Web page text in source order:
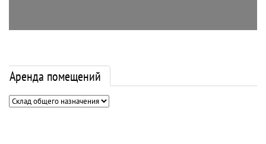
Аренда помещений